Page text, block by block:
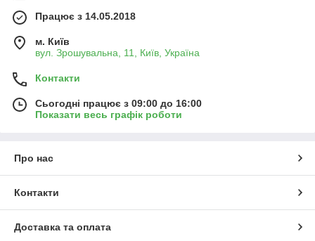
Працює з 14.05.2018
м. Київ
вул. Зрошувальна, 11, Київ, Україна
Контакти
Сьогодні працює з 09:00 до 16:00
Показати весь графік роботи
Про нас
Контакти
Доставка та оплата